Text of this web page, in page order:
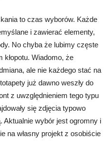
to czas wyborów. Każde
i zawierać elementy,
No chyba że lubimy częste
kłopotu. Wiadomo, że
ale nie każdego stać na
już dawno weszły do
z uwzględnieniem tego typu
się zdjęcia typowo
Aktualnie wybór jest ogromny i
na własny projekt z osobiście